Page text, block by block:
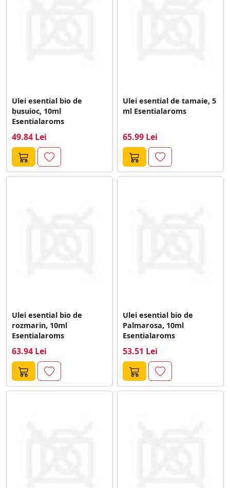
Ulei esential bio de
busuioc, 10ml
Esentialaroms
49.84 Lei
Ulei esential de tamaie, 5
ml Esentialaroms
65.99 Lei
Ulei esential bio de
rozmarin, 10ml
Esentialaroms
63.94 Lei
Ulei esential bio de
Palmarosa, 10ml
Esentialaroms
53.51 Lei